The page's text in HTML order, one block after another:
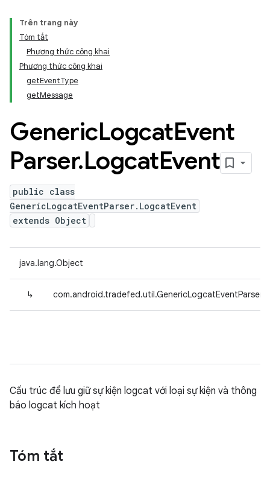
Trên trang này
Tóm tắt
Phương thức công khai
Phương thức công khai
getEventType
getMessage
GenericLogcatEvent
Parser.LogcatEvent
public class
GenericLogcatEventParser.LogcatEvent
extends Object
java.lang.Object
↳
Cấu trúc để lưu giữ sự kiện logcat với loại sự kiện và thông
báo logcat kích hoạt
Tóm tắt